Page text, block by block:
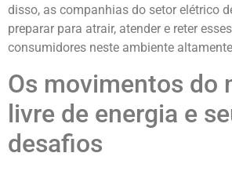
disso, as companhias do setor elétrico
preparar para atrair, atender e reter
consumidores neste ambiente
Os movimentos do
livre de energia e
desafios